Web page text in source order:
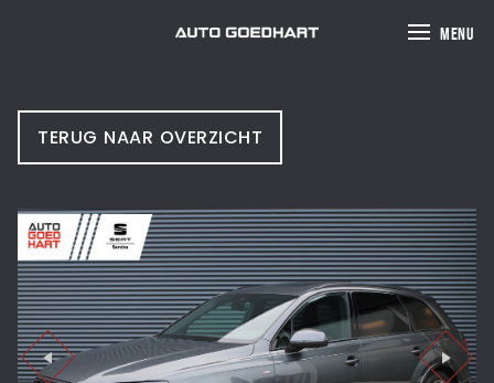
MENU
TERUG NAAR OVERZICHT